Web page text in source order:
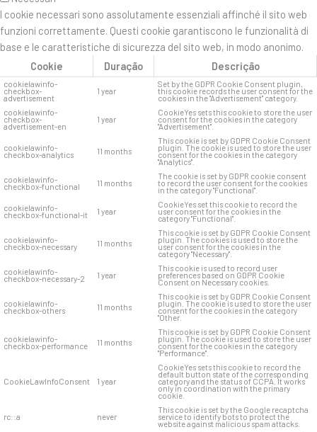
I cookie necessari sono assolutamente essenziali affinché il sito web
funzioni correttamente. Questi cookie garantiscono le funzionalità di
base e le caratteristiche di sicurezza del sito web, in modo anonimo.
Cookie
Duração Descrição
cookielawinfo-
checkbox-
advertisement
1 year
Set by the GDPR Cookie Consent plugin,
this cookie records the user consent for the
cookies in the "Advertisement" category.
cookielawinfo-
checkbox-
advertisement-en
1 year
CookieYes sets this cookie to store the user
consent for the cookies in the category
"Advertisement".
cookielawinfo-
checkbox-analytics 11 months
This cookie is set by GDPR Cookie Consent
plugin. The cookie is used to store the user
consent for the cookies in the category
"Analytics".
cookielawinfo-
checkbox-functional 11 months
The cookie is set by GDPR cookie consent
to record the user consent for the cookies
in the category "Functional".
cookielawinfo-
checkbox-functional-it 1 year
CookieYes set this cookie to record the
user consent for the cookies in the
category "Functional".
cookielawinfo-
checkbox-necessary 11 months
This cookie is set by GDPR Cookie Consent
plugin. The cookies is used to store the
user consent for the cookies in the
category "Necessary".
cookielawinfo-
checkbox-necessary-2 1 year
This cookie is used to record user
preferences based on GDPR Cookie
Consent on Necessary cookies.
cookielawinfo-
checkbox-others 11 months
This cookie is set by GDPR Cookie Consent
plugin. The cookie is used to store the user
consent for the cookies in the category
"Other.
cookielawinfo-
checkbox-performance 11 months
This cookie is set by GDPR Cookie Consent
plugin. The cookie is used to store the user
consent for the cookies in the category
"Performance".
CookieLawInfoConsent 1 year
CookieYes sets this cookie to record the
default button state of the corresponding
category and the status of CCPA. It works
only in coordination with the primary
cookie.
rc::a never
This cookie is set by the Google recaptcha
service to identify bots to protect the
website against malicious spam attacks.